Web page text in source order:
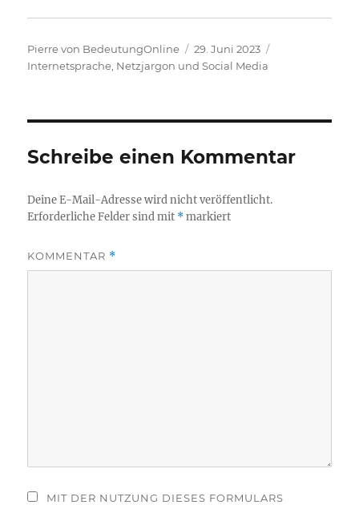
Autor
Pierre von BedeutungOnline
Veröffentlicht
am
29. Juni 2023
Internetsprache, Netzjargon und Social Media
Schreibe einen Kommentar
Deine E-Mail-Adresse wird nicht veröffentlicht.
Erforderliche Felder sind mit *markiert
KOMMENTAR *
MIT DER NUTZUNG DIESES FORMULARS